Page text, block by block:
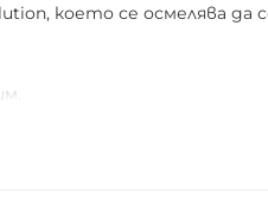
което се осмелява да
дефиниция към